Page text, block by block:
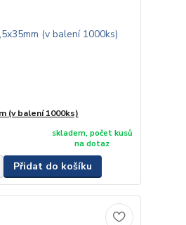
(v balení 1000ks)
skladem, počet kusů
na dotaz
Přidat do košíku